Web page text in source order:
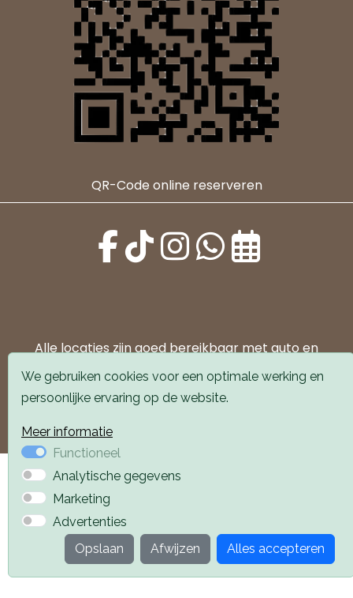
QR-Code online reserveren
Alle locaties zijn goed bereikbaar met auto en
openbaar vervoer. Er is parkeergelegenheid voor de
deur.
Privacyverklaring
We gebruiken cookies voor een optimale werking en
persoonlijke ervaring op de website.
Meer informatie
Functioneel
Analytische gegevens
Marketing
Advertenties
Alles accepteren
Afwijzen
Opslaan